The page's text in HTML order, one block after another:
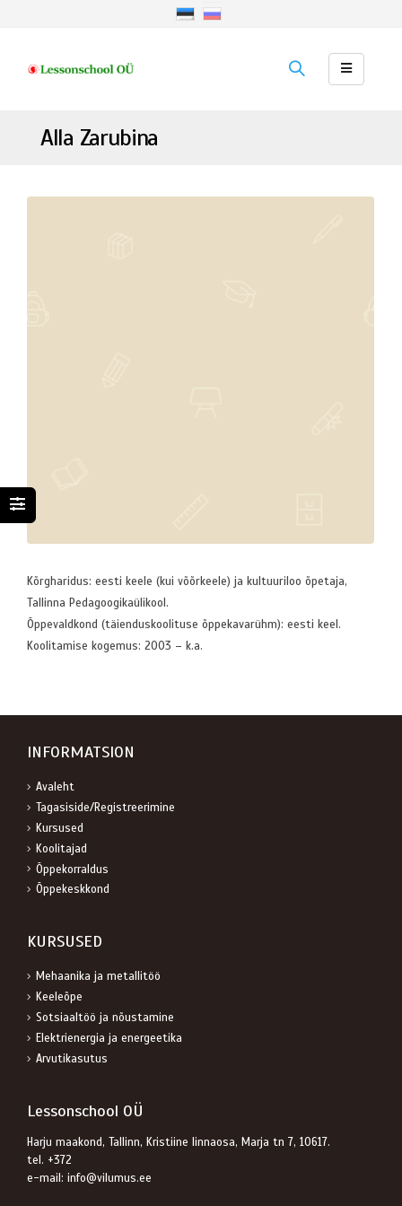
Alla Zarubina
Kõrgharidus: eesti keele (kui võõrkeele) ja kultuuriloo õpetaja,
Tallinna Pedagoogikaülikool.
Õppevaldkond (täienduskoolituse õppekavarühm): eesti keel.
Koolitamise kogemus: 2003 – k.a.
INFORMATSION
Avaleht
Tagasiside/Registreerimine
Kursused
Koolitajad
Õppekorraldus
Õppekeskkond
KURSUSED
Mehaanika ja metallitöö
Keeleõpe
Sotsiaaltöö ja nõustamine
Elektrienergia ja energeetika
Arvutikasutus
Lessonschool OÜ
Harju maakond, Tallinn, Kristiine linnaosa, Marja tn 7, 10617.
tel. +372
e-mail: info@vilumus.ee